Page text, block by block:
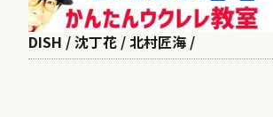
DISH / 沈丁花 / 北村匠海 /